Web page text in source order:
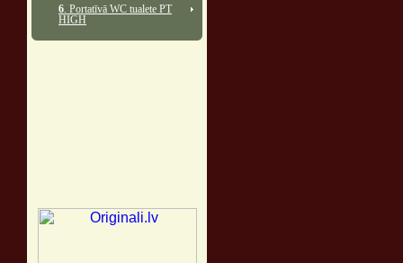
6. Portatīvā WC tualete PT
HIGH